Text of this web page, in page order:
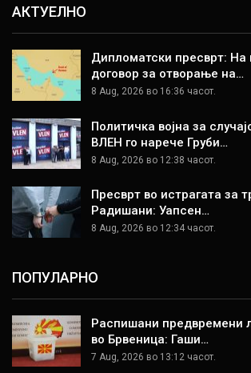
АКТУЕЛНО
Дипломатски пресврт: На
договор за отворање на…
8 Aug, 2026 во 16:36 часот.
Политичка војна за
ВЛЕН го нарече Груби…
8 Aug, 2026 во 12:38 часот.
Пресврт во истрагата за
Радишани: Уапсен…
8 Aug, 2026 во 12:34 часот.
ПОПУЛАРНО
Распишани предвремени
во Брвеница: Гаши…
7 Aug, 2026 во 13:12 часот.